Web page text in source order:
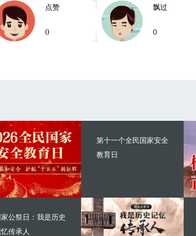
点赞
0
飘过
0
第十一个全民国家安全
教育日
家公祭日：我是历史
传承人